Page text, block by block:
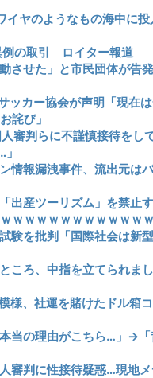
イヤのようなもの海中に
例の取引 ロイター報道
させた」と市民団体が告
ッカー協会が声明「現在
詫び」
審判らに不謹慎接待をし
情報漏洩事件、流出元は
出産ツーリズム」を禁止
ｗｗｗｗｗｗｗｗｗｗｗｗ
験を批判「国際社会は新
ころ、中指を立てられま
様、社運を賭けたドル箱
当の理由がこちら…」→
審判に性接待疑惑…現地